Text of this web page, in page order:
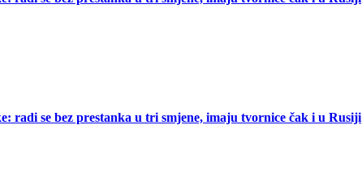
radi se bez prestanka u tri smjene, imaju tvornice čak i u Rusiji